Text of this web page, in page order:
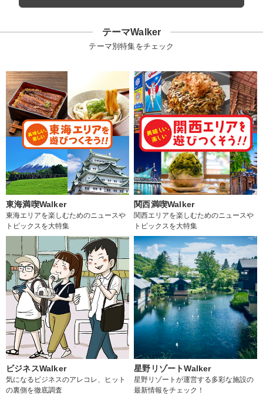
テーマWalker
テーマ別特集をチェック
東海満喫Walker
東海エリアを楽しむためのニュースや
トピックスを大特集
関西満喫Walker
関西エリアを楽しむためのニュースや
トピックスを大特集
ビジネスWalker
気になるビジネスのアレコレ、ヒット
の裏側を徹底調査
星野リゾートWalker
星野リゾートが運営する多彩な施設の
最新情報をチェック！